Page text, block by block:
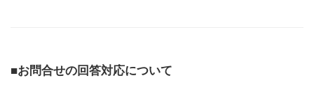
■お問合せの回答対応について